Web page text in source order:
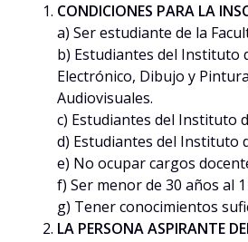
CONDICIONES PARA LA
a) Ser estudiante de la
b) Estudiantes del Instituto
Electrónico, Dibujo y
Audiovisuales.
c) Estudiantes del Instituto
d) Estudiantes del Instituto
e) No ocupar cargos
f) Ser menor de 30 años al
g) Tener conocimientos
LA PERSONA ASPIRANTE